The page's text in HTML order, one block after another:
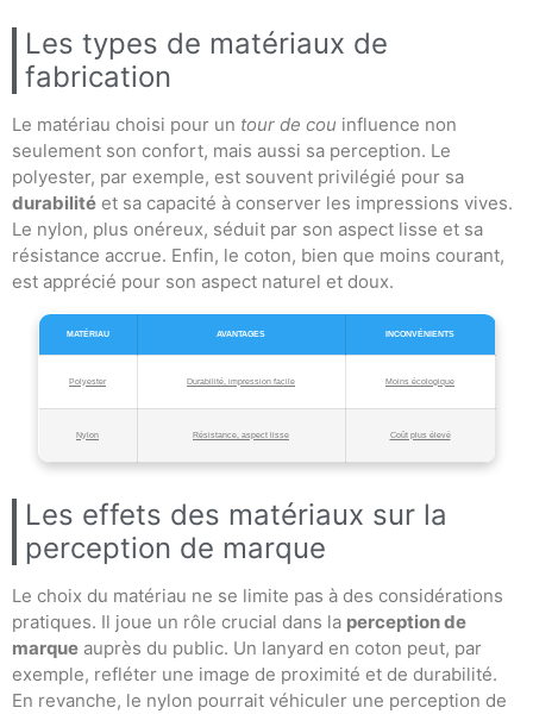
Les types de matériaux de
fabrication
Le matériau choisi pour un tour de cou influence non
seulement son confort, mais aussi sa perception. Le
polyester, par exemple, est souvent privilégié pour sa
durabilité et sa capacité à conserver les impressions vives.
Le nylon, plus onéreux, séduit par son aspect lisse et sa
résistance accrue. Enfin, le coton, bien que moins courant,
est apprécié pour son aspect naturel et doux.
MATÉRIAU AVANTAGES INCONVÉNIENTS
Polyester Durabilité, impression facile Moins écologique
Nylon Résistance, aspect lisse Coût plus élevé
Les effets des matériaux sur la
perception de marque
Le choix du matériau ne se limite pas à des considérations
pratiques. Il joue un rôle crucial dans la perception de
marque auprès du public. Un lanyard en coton peut, par
exemple, refléter une image de proximité et de durabilité.
En revanche, le nylon pourrait véhiculer une perception de